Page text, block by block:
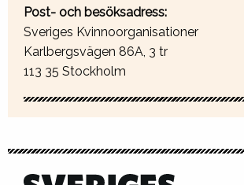
Post- och besöksadress:
Sveriges Kvinnoorganisationer
Karlbergsvägen 86A, 3 tr
113 35 Stockholm